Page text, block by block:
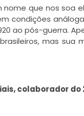
que nos soa
condições
ao pós-guerra.
mas sua
colaborador do